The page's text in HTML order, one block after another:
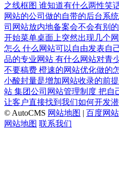
之线框图 谁知道有什么两性笑
网站的公司做的自带的后台系
司网站放内地备案会不会有别
开始菜单桌面上突然出现几个
怎么 什么网站可以自由发表自
品的专业网站 有什么网站对青
不要稿费 橙速的网站优化做的
小酸封量是增加网站收录的前提
站 集团公司网站管理制度 把自
让客户直接找到我们如何开发
© AutoCMS 网站地图 | 百度网
网站地图 联系我们